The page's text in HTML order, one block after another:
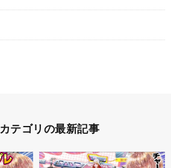
カテゴリの最新記事